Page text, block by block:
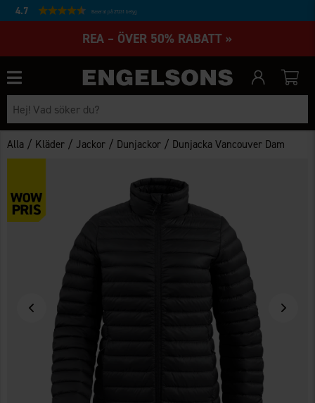
4.7 Baserat på 27231 betyg
REA – ÖVER 50% RABATT »
Alla / Kläder /Jackor / Dunjackor / Dunjacka Vancouver Dam